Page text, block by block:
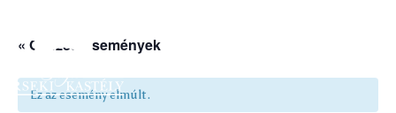
« Összes Események
Ez az esemény elmúlt.